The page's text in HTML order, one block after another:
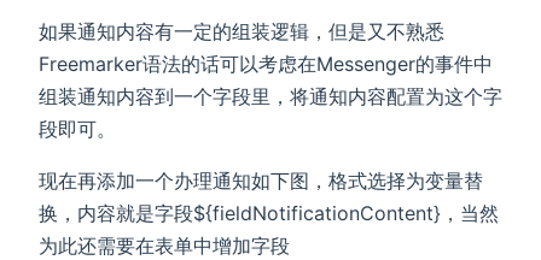
如果通知内容有一定的组装逻辑，但是又不熟悉
Freemarker语法的话可以考虑在Messenger的事件中
组装通知内容到一个字段里，将通知内容配置为这个字
段即可。
现在再添加一个办理通知如下图，格式选择为变量替
换，内容就是字段${fieldNotificationContent}，当然
为此还需要在表单中增加字段